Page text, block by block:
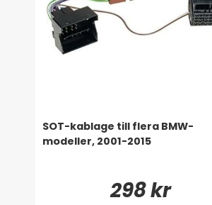
SOT-kablage till flera BMW-
modeller, 2001-2015
298 kr